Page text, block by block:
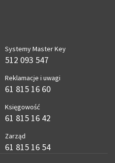
Systemy Master Key
512 093 547
Reklamacje i uwagi
61 815 16 60
Księgowość
61 815 16 42
Zarząd
61 815 16 54